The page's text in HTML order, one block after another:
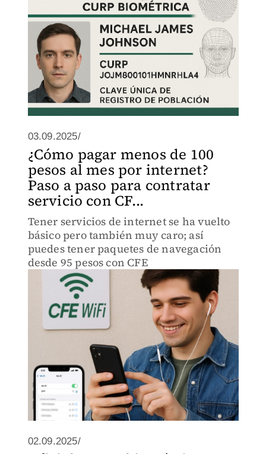
03.09.2025/
¿Cómo pagar menos de 100
pesos al mes por internet?
Paso a paso para contratar
servicio con CF...
Tener servicios de internet se ha vuelto
básico pero también muy caro; así
puedes tener paquetes de navegación
desde 95 pesos con CFE
02.09.2025/